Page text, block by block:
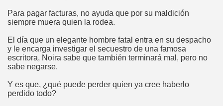
Para pagar facturas, no ayuda que por su maldición
siempre muera quien la rodea.
El día que un elegante hombre fatal entra en su despacho
y le encarga investigar el secuestro de una famosa
escritora, Noira sabe que también terminará mal, pero no
sabe negarse.
Y es que, ¿qué puede perder quien ya cree haberlo
perdido todo?